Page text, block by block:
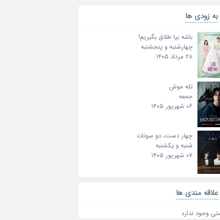
به زودی ها
باشه بیا طلاق بگیریم!
چهارشنبه و پنجشنبه
۲۸ مرداد ۱۴۰۵
تله موش
جمعه
۰۶ شهریور ۱۴۰۵
چهار دست، دو سونات
شنبه و یکشنبه
۰۷ شهریور ۱۴۰۵
علاقه‌ مندی ها
وجود ندارد